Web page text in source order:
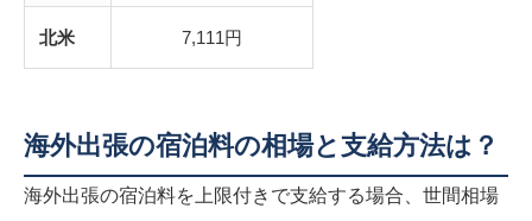
北米 7,111円
海外出張の宿泊料の相場と支給方法は？
海外出張の宿泊料を上限付きで支給する場合、世間相場